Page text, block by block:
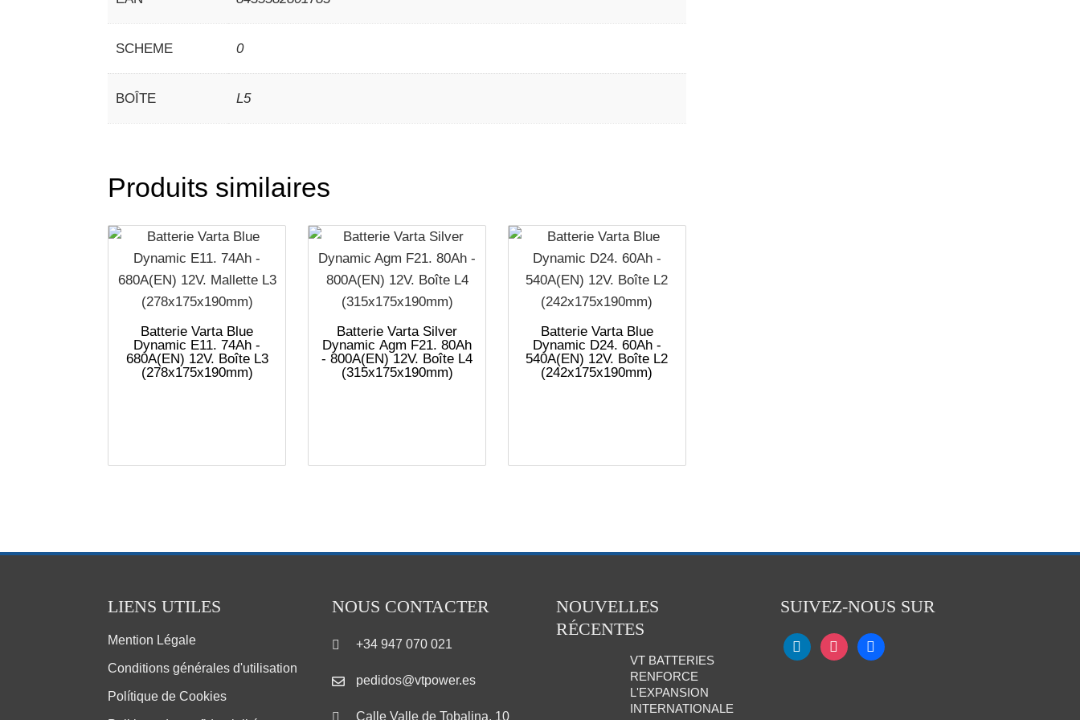
SCHEME 0
BOÎTE L5
Produits similaires
Batterie Varta Blue
Dynamic E11. 74Ah -
680A(EN) 12V. Boîte L3
(278x175x190mm)
Batterie Varta Silver
Dynamic Agm F21. 80Ah
- 800A(EN) 12V. Boîte L4
(315x175x190mm)
Batterie Varta Blue
Dynamic D24. 60Ah -
540A(EN) 12V. Boîte L2
(242x175x190mm)
LIENS UTILES
Mention Légale
Conditions générales d'utilisation
Polítique de Cookies
NOUS CONTACTER
+34 947 070 021
pedidos@vtpower.es
Calle Valle de Tobalina, 10
NOUVELLES
RÉCENTES
VT BATTERIES
RENFORCE
L'EXPANSION
INTERNATIONALE
SUIVEZ-NOUS SUR